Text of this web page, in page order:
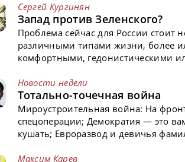
Сергей Кургинян
Запад против Зеленского?
Проблема сейчас для России стоит
различными типами жизни, более
комфортными, гедонистическими
Новости недели
Тотально-точечная война
Мироустроительная война: На
спецоперации; Демократия — это
кушать; Евроразвод и девичья
Максим Карев